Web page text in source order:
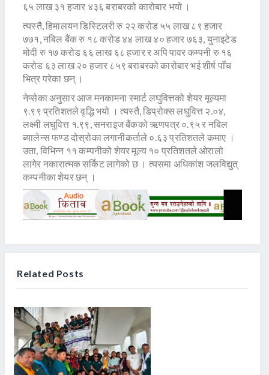
६५ लाख ३१ हजार ४३६ बराबरको कारोबार भयो ।
त्यस्तै, हिमालयन डिस्टिलरी रु २२ करोड ५५ लाख ८९ हजार
७७१, नबिल बैंक रु १८ करोड ४४ लाख ४० हजार ७६३, युनाइटेड
मोदी रु १७ करोड ६६ लाख ६८ हजार र अपि पावर कम्पनी रु १६
करोड ६३ लाख २० हजार ८५९ बराबरको कारोबार भई शीर्ष पाँच
भित्र परेका छन् ।
नेप्सेका अनुसार आज मनकामना स्मार्ट लघुवित्तको शेयर मूल्यमा
९.९९ प्रतिशतले वृद्धि भयो । त्यस्तै, डिप्रोक्स लघुवित्त २.०४,
लक्ष्मी लघुवित्त १.९९, सनराइज बैंकको ऋणपत्र ०.९५ र नबिल
ब्यालेन्स फण्ड दोस्रोका लगानीकर्ताले ०.६३ प्रतिशतले कमाए ।
उता, विभिन्न ११ कम्पनीको शेयर मूल्य १० प्रतिशतले ओरालो
लागेर नकारात्मक सर्किट लागेको छ । त्यसमा अधिकांश जलविद्युत्
कम्पनीका शेयर छन् ।
Related Posts